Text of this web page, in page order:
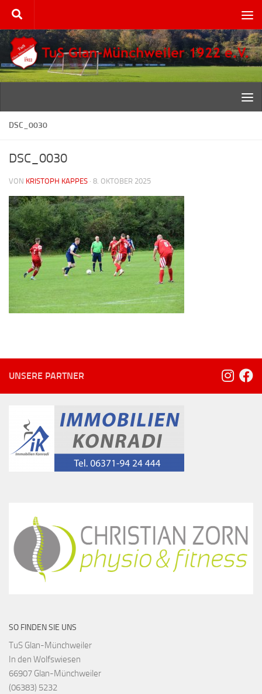
Zum Inhalt springen
DSC_0030
DSC_0030
VON KRISTOPH KAPPES · 8. OKTOBER 2025
UNSERE PARTNER
SO FINDEN SIE UNS
TuS Glan-Münchweiler
In den Wolfswiesen
66907 Glan-Münchweiler
(06383) 5232